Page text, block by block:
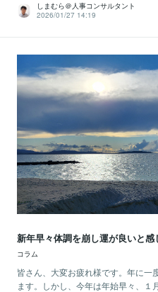
しまむら＠人事コンサルタント
2026/01/27 14:19
新年早々体調を崩し運が良いと感
コラム
皆さん、大変お疲れ様です。年に一
ます。しかし、今年は年始早々、１